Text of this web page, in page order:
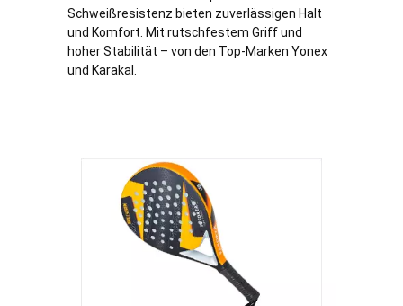
Schweißresistenz bieten zuverlässigen Halt
und Komfort. Mit rutschfestem Griff und
hoher Stabilität – von den Top-Marken Yonex
und Karakal.